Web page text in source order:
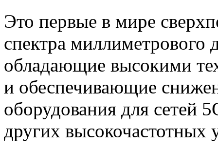
Это первые в мире
спектра миллиметрового
обладающие высокими
и обеспечивающие
оборудования для сетей
других высокочастотных